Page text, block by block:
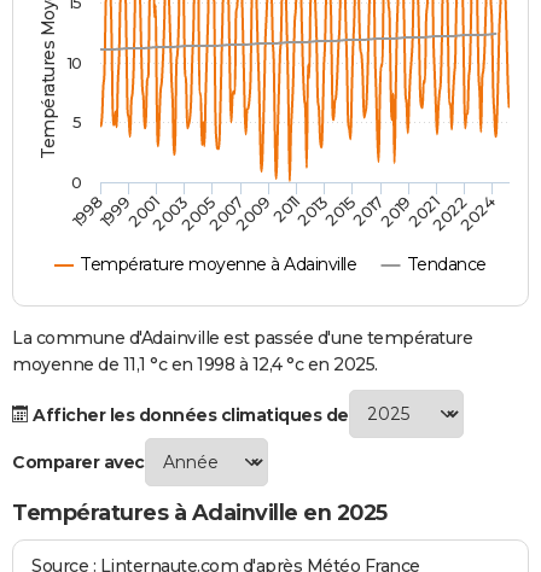
Destinations
City break
Voyage nature
Voyage de noces
Forum
Climat
PHOTO
GUIDES D'ACHAT
BONS PLANS
CARTE DE VOEUX
Carte de Noël
Carte Bonne année
Carte Saint-Valentin
Carte Pâques
Carte d'anniversaire
DICTIONNAIRE
Dictionnaire
Biographies
Citations
Expressions
Proverbes
PROGRAMME TV
S'inscrire
Se connecter
Lycées
Collèges
Primaires
Universités
Entreprises
Service militaire
Avis de recherche
AVIS DE DÉCÈS
FORUM
Bricolage
Lifestyle
Culture
Sport
Auto
Television
Voyage
Cinema
Température moyenne à Adainville Tendance
199819992001200320052007200920112013201520172019202120222024
0
5
10
La commune d'Adainville est passée d'une température
moyenne de 11,1 °c en 1998 à 12,4 °c en 2025.
Afficher les données climatiques de
Comparer avec
Températures à Adainville en 2025
Source : Linternaute.com d'après Météo France